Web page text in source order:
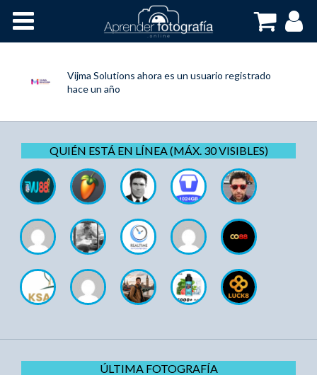
Vijma Solutions ahora es un usuario registrado
hace un año
QUIÉN ESTÁ EN LÍNEA (MÁX. 30 VISIBLES)
ÚLTIMA FOTOGRAFÍA